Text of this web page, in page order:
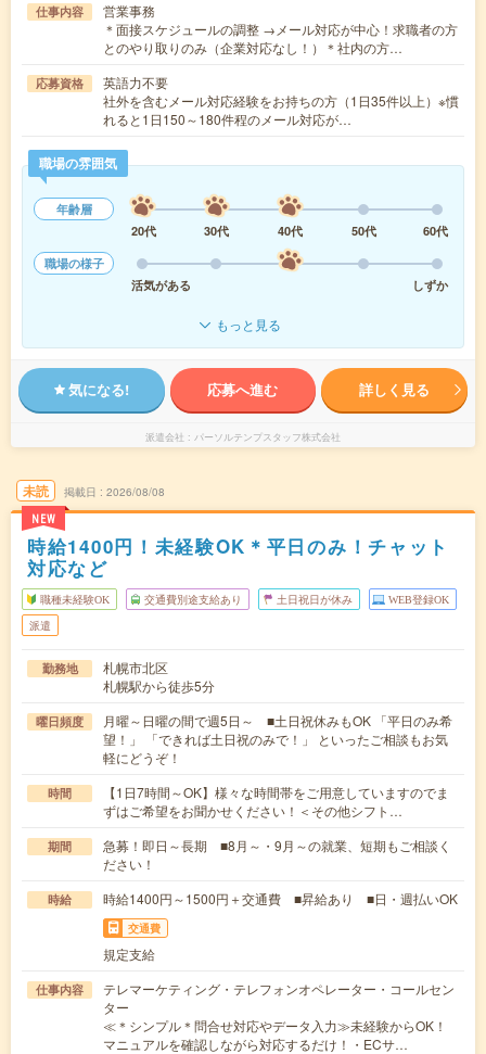
仕事内容
営業事務
＊面接スケジュールの調整 →メール対応が中心！求職者の方
とのやり取りのみ（企業対応なし！）＊社内の方…
応募資格
英語力不要
社外を含むメール対応経験をお持ちの方（1日35件以上）※慣
れると1日150～180件程のメール対応が…
職場の雰囲気
年齢層
20代
30代 40代 50代
60代
職場の様子
活気がある
しずか
もっと見る
気になる! 応募へ進む 詳しく見る
派遣会社 パーソルテンプスタッフ株式会社
未読
NEW
掲載日 2026/08/08
時給1400円！未経験OK＊平日のみ！チャット
対応など
職種未経験OK 交通費別途支給あり 土日祝日が休み WEB登録OK
派遣
勤務地
札幌市北区
札幌駅から徒歩5分
曜日頻度
月曜～日曜の間で週5日～ ■土日祝休みもOK 「平日のみ希
望！」 「できれば土日祝のみで！」 といったご相談もお気
軽にどうぞ！
時間
【1日7時間～OK】様々な時間帯をご用意していますのでま
ずはご希望をお聞かせください！＜その他シフト…
期間
急募！即日～長期 ■8月～・9月～の就業、短期もご相談く
ださい！
時給 時給1400円～1500円＋交通費 ■昇給あり ■日・週払いOK
交通費
規定支給
仕事内容
テレマーケティング・テレフォンオペレーター・コールセン
ター
≪＊シンプル＊問合せ対応やデータ入力≫未経験からOK！
マニュアルを確認しながら対応するだけ！・ECサ…